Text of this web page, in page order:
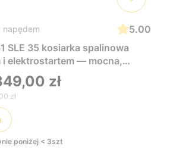
napędem
5.00
SLE 35 kosiarka spalinowa
i elektrostartem — mocna,
uruchomieniu, idealna do
zł
zł
poniżej < 3szt